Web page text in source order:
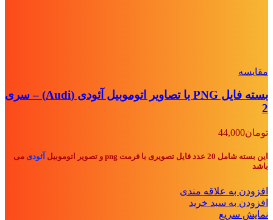
مقايسه
بسته فایل PNG با تصاویر اتوموبیل آئودی (Audi) – سری
2
تومان44,000
این بسته شامل 20 عدد فایل تصویری با فرمت png و تصویر اتوموبیل آئودی می
باشد
افزودن به علاقه مندی
افزودن به سبد خرید
نمایش سریع